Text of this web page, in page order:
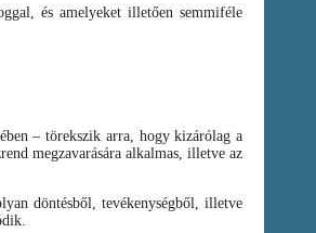
és amelyeket illetően semmiféle
– törekszik arra, hogy kizárólag a
megzavarására alkalmas, illetve az
döntésből, tevékenységből, illetve